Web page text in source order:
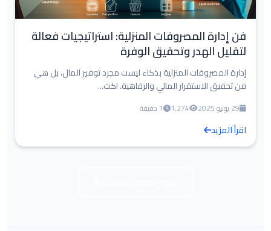
فن إدارة المصروفات المنزلية: استراتيجيات فعالة
لتقليل الهدر وتحقيق الوفرة
إدارة المصروفات المنزلية بذكاء ليست مجرد توفير المال، بل هي
فن تحقيق الاستقرار المالي والرفاهية. اكت...
29 يونيو 2025 1,274 1 دقيقة
اقرأ المزيد